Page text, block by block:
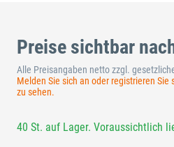
Preise sichtbar
Alle Preisangaben netto zzgl.
Melden Sie sich an oder registrieren
zu sehen.
40 St. auf Lager. Voraussichtlich